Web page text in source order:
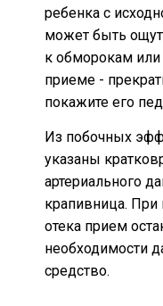
ребенка с
может быть
к обморокам или
приеме -
покажите его
Из побочных
указаны
артериального
крапивница. При
отека прием
необходимости
средство.